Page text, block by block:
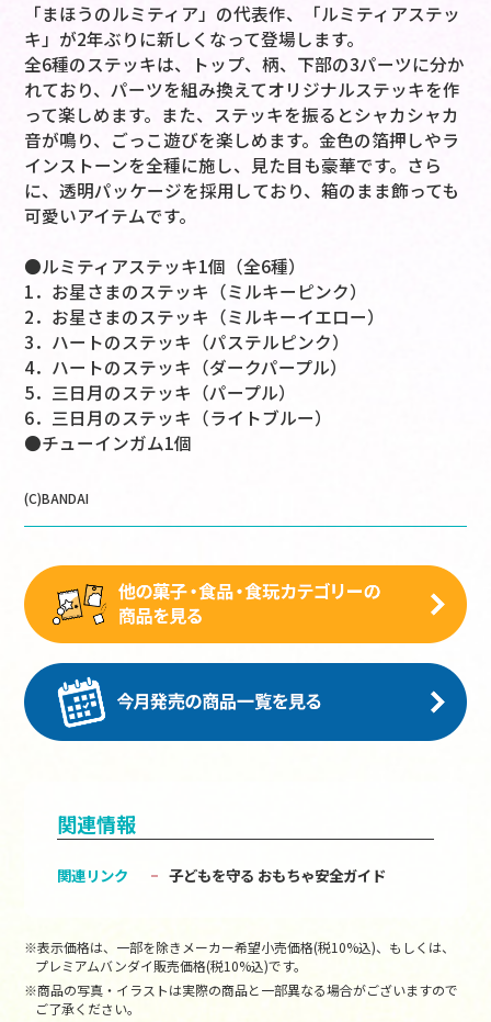
「まほうのルミティア」の代表作、「ルミティアステッ
キ」が2年ぶりに新しくなって登場します。
全6種のステッキは、トップ、柄、下部の3パーツに分か
れており、パーツを組み換えてオリジナルステッキを作
って楽しめます。また、ステッキを振るとシャカシャカ
音が鳴り、ごっこ遊びを楽しめます。金色の箔押しやラ
インストーンを全種に施し、見た目も豪華です。さら
に、透明パッケージを採用しており、箱のまま飾っても
可愛いアイテムです。
●ルミティアステッキ1個（全6種）
1．お星さまのステッキ（ミルキーピンク）
2．お星さまのステッキ（ミルキーイエロー）
3．ハートのステッキ（パステルピンク）
4．ハートのステッキ（ダークパープル）
5．三日月のステッキ（パープル）
6．三日月のステッキ（ライトブルー）
●チューインガム1個
(C)BANDAI
関連情報
関連リンク 子どもを守る おもちゃ安全ガイド
※表示価格は、一部を除きメーカー希望小売価格(税10%込)、もしくは、
プレミアムバンダイ販売価格(税10%込)です。
※商品の写真・イラストは実際の商品と一部異なる場合がございますので
ご了承ください。